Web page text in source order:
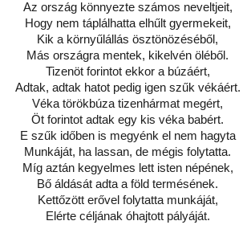
Az ország könnyezte számos neveltjeit,
Hogy nem táplálhatta elhűlt gyermekeit,
Kik a környűlállás ösztönözéséből,
Más országra mentek, kikelvén öléből.
Tizenöt forintot ekkor a búzáért,
Adtak, adtak hatot pedig igen szűk vékáért.
Véka törökbúza tizenhármat megért,
Öt forintot adtak egy kis véka babért.
E szűk időben is megyénk el nem hagyta
Munkáját, ha lassan, de mégis folytatta.
Míg aztán kegyelmes lett isten népének,
Bő áldását adta a föld termésének.
Kettőzött erővel folytatta munkáját,
Elérte céljának óhajtott pályáját.